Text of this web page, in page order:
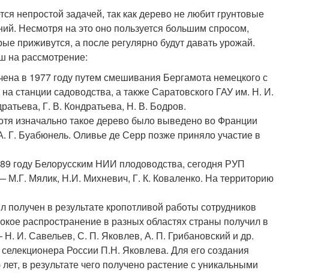
непростой задачей, так как дерево не любит грунтовые
Несмотря на это оно пользуется большим спросом,
приживутся, а после регулярно будут давать урожай.
на рассмотрение:
в 1977 году путем смешивания Бергамота немецкого с
станции садоводства, а также Саратовского ГАУ им. Н. И.
Г. В. Кондратьева, Н. В. Бодров.
изначально такое дерево было выведено во Франции
Г. Буабюнель. Оливье де Серр позже приняло участие в
году Белорусским НИИ плодоводства, сегодня РУП
М.Г. Мялик, Н.И. Михневич, Г. К. Коваленко. На территорию
в результате кропотливой работы сотрудников
распространение в разных областях страны получил в
И. Савельев, С. П. Яковлев, А. П. Грибановский и др.
России П.Н. Яковлева. Для его создания
в результате чего получено растение с уникальными